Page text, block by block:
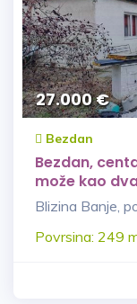
27.000 €
Bezdan
Bezdan,
može kao
Blizina Banje,
Povrsina: 249